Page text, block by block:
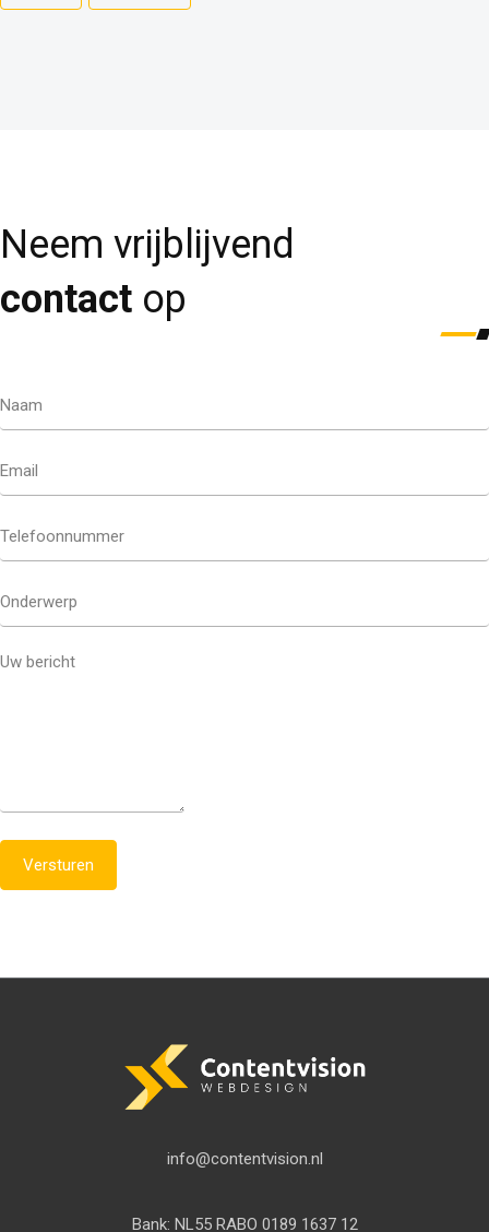
Neem vrijblijvend
contact op
Versturen
info@contentvision.nl
Bank: NL55 RABO 0189 1637 12